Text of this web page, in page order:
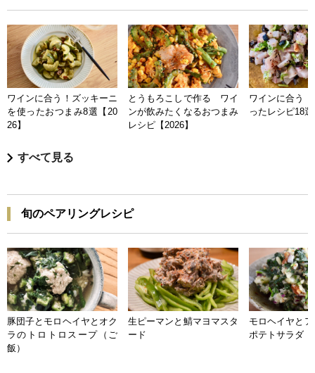
ワインに合う！ズッキーニ
を使ったおつまみ8選【20
26】
とうもろこしで作る ワイ
ンが飲みたくなるおつまみ
レシピ【2026】
ワインに合う
ったレシピ18
すべて見る
旬のペアリングレシピ
豚団子とモロヘイヤとオク
ラのトロトロスープ（ご
飯）
生ピーマンと鯖マヨマスタ
ード
モロヘイヤと
ポテトサラダ